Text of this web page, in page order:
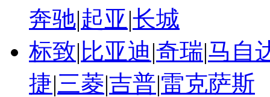
奔驰|起亚|长城
标致| 比亚迪|奇瑞|马自
捷|三菱|吉普|雷克萨斯